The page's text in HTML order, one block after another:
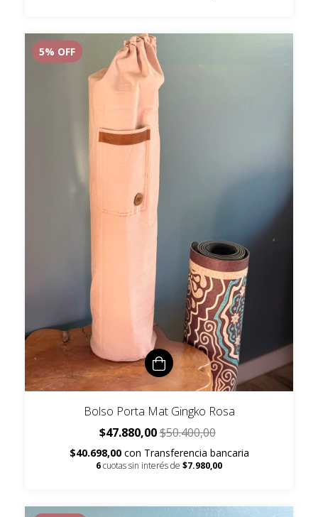
5% OFF
Bolso Porta Mat Gingko Rosa
$47.880,00$50.400,00
$40.698,00 con Transferencia bancaria
6cuotas sin interés de $7.980,00